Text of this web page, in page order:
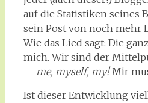
auf die Statistiken seines
sein Post von noch mehr
Wie das Lied sagt: Die
mich. Wir sind der
– me, myself, my!Mir
Ist dieser Entwicklung